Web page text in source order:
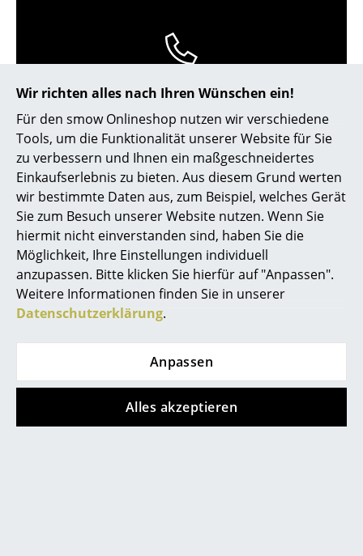
Wir richten alles nach Ihren Wünschen ein!
Für den smow Onlineshop nutzen wir verschiedene
Tools, um die Funktionalität unserer Website für Sie
zu verbessern und Ihnen ein maßgeschneidertes
Einkaufserlebnis zu bieten. Aus diesem Grund werten
wir bestimmte Daten aus, zum Beispiel, welches Gerät
Sie zum Besuch unserer Website nutzen. Wenn Sie
hiermit nicht einverstanden sind, haben Sie die
Möglichkeit, Ihre Einstellungen individuell
anzupassen. Bitte klicken Sie hierfür auf "Anpassen".
Weitere Informationen finden Sie in unserer
Datenschutzerklärung.
Anpassen
Alles akzeptieren
Bodenleuchten
Wandleuchten
Outdoor-Leuchten
Akkuleuchten
... alle Leuchten
Betten
Doppelbetten
Einzelbetten
Stapelbetten
Mo-Fr: 9-17 Uhr
service@smow.ch